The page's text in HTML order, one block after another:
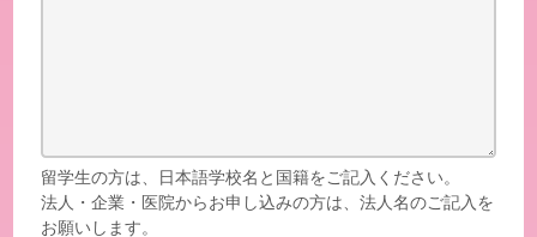
留学生の方は、日本語学校名と国籍をご記入ください。
法人・企業・医院からお申し込みの方は、法人名のご記入を
お願いします。